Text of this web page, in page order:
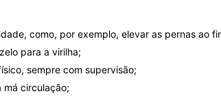
como, por exemplo, elevar as pernas ao
para a virilha;
sempre com supervisão;
circulação;